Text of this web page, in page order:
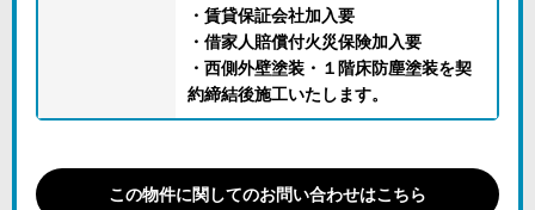
・賃貸保証会社加入要
・借家人賠償付火災保険加入要
・西側外壁塗装・１階床防塵塗装を契
約締結後施工いたします。
この物件に関してのお問い合わせはこちら